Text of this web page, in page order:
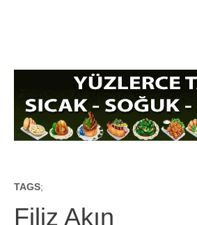
TAGS;
Filiz Akın